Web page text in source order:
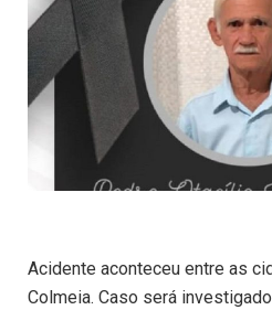
Acidente aconteceu entre as
Colmeia. Caso será